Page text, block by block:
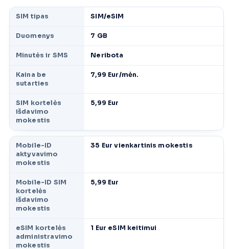
SIM tipas SIM/eSIM
Duomenys 7 GB
Minutės ir SMS Neribota
Kaina be
sutarties
7,99 Eur/mėn.
SIM kortelės
išdavimo
mokestis
5,99 Eur
Mobile-ID
aktyvavimo
mokestis
35 Eur vienkartinis mokestis
Mobile-ID SIM
kortelės
išdavimo
mokestis
5,99 Eur
eSIM kortelės
administravimo
mokestis
1 Eur eSIM keitimui